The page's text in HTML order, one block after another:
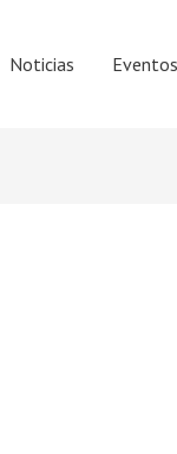
Noticias Eventos